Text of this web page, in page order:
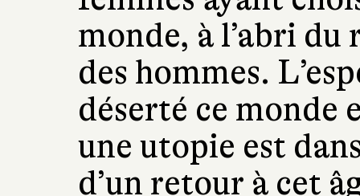
monde, à l’abri
des hommes.
déserté ce monde
une utopie est
d’un retour à cet